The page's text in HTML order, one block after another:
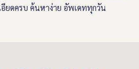
ยดครบ ค้นหาง่าย อัพเดททุกวัน